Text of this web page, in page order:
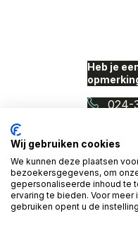
Heb je
024-
© 2026
initiatief
en
Wij gebruiken cookies
We kunnen deze plaatsen
bezoekersgegevens, om
gepersonaliseerde inhoud te
ervaring te bieden. Voor
gebruiken opent u de